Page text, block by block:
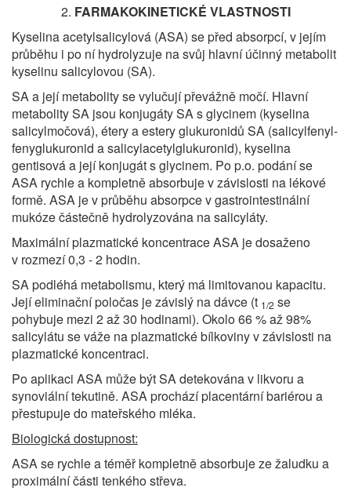
FARMAKOKINETICKÉ VLASTNOSTI
Kyselina acetylsalicylová (ASA) se před absorpcí, v jejím
průběhu i po ní hydrolyzuje na svůj hlavní účinný metabolit
kyselinu salicylovou (SA).
SA a její metabolity se vylučují převážně močí. Hlavní
metabolity SA jsou konjugáty SA s glycinem (kyselina
salicylmočová), étery a estery glukuronidů SA (salicylfenyl-
fenygluku­ronid a salicylacetylglukuronid), kyselina
gentisová a její konjugát s glycinem. Po p.o. podání se
ASA rychle a kompletně absorbuje v závislosti na lékové
formě. ASA je v průběhu absorpce v gastrointestinální
mukóze částečně hydrolyzována na salicyláty.
Maximální plazmatické koncentrace ASA je dosaženo
v rozmezí 0,3 - 2 hodin.
SA podléhá metabolismu, který má limitovanou kapacitu.
Její eliminační poločas je závislý na dávce (t 1/2 se
pohybuje mezi 2 až 30 hodinami). Okolo 66 % až 98%
salicylátu se váže na plazmatické bílkoviny v závislosti na
plazmatické koncentraci.
Po aplikaci ASA může být SA detekována v likvoru a
synoviální tekutině. ASA prochází placentární bariérou a
přestupuje do mateřského mléka.
Biologická dostupnost:
ASA se rychle a téměř kompletně absorbuje ze žaludku a
proximální části tenkého střeva.